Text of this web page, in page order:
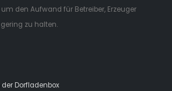
den Aufwand für Betreiber, Erzeuger
zu halten.
Dorfladenbox